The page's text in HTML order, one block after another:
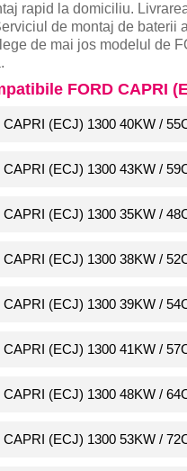
rapid la domiciliu.
de montaj de
de mai jos modelul de
FORD CAPRI
(ECJ) 1300 40KW /
(ECJ) 1300 43KW /
(ECJ) 1300 35KW /
(ECJ) 1300 38KW /
(ECJ) 1300 39KW /
(ECJ) 1300 41KW /
(ECJ) 1300 48KW /
(ECJ) 1300 53KW /